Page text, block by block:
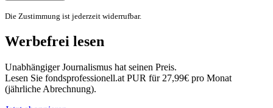
Die Zustimmung ist jederzeit widerrufbar.
Werbefrei lesen
Unabhängiger Journalismus hat seinen Preis.
Lesen Sie fondsprofessionell.at PUR für 27,99€ pro Monat
(jährliche Abrechnung).